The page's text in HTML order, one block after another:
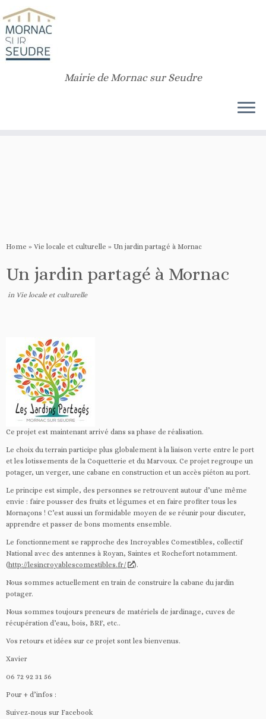
Notice : Function _load_textdomain_just_in_time was called
Translation loading for the
usually an indicator for some code in the plugin or theme running too early.
Translations should be loaded at the
Debugging in WordPress
/home/rqdpoomo/public_html/v2/wp-includes/functions.php
Mairie de Mornac sur Seudre
Home » Vie locale et culturelle » Un jardin partagé à Mornac
Un jardin partagé à Mornac
in Vie locale et culturelle
Ce projet est maintenant arrivé dans sa phase de réalisation.
Le choix du terrain participe plus globalement à la liaison verte entre le port
et les lotissements de la Coquetterie et du Marvoux. Ce projet regroupe un
potager, un verger, une cabane en construction et un accès piéton au port.
Le principe est simple, des personnes se retrouvent autour d’une même
envie : faire pousser des fruits et légumes et en faire profiter tous les
Mornaçons ! C’est aussi un formidable moyen de se réunir pour discuter,
apprendre et passer de bons moments ensemble.
Le fonctionnement se rapproche des Incroyables Comestibles, collectif
National avec des antennes à Royan, Saintes et Rochefort notamment.
(http://lesincroyablescomestibles.fr/ ).
Nous sommes actuellement en train de construire la cabane du jardin
potager.
Nous sommes toujours preneurs de matériels de jardinage, cuves de
récupération d’eau, bois, BRF, etc..
Vos retours et idées sur ce projet sont les bienvenus.
Xavier
06 72 92 31 56
Pour + d’infos :
Suivez-nous sur Facebook